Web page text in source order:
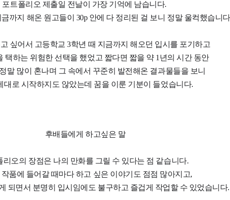
포트폴리오 제출일 전날이 가장 기억에 남습니다.
까지 해온 원고들이 30p 안에 다 정리된 걸 보니 정말 울컥했습니
싶어서 고등학교 3학년 때 지금까지 해오던 입시를 포기하고
택하는 위험한 선택을 했었고 짧다면 짧을 약 1년의 시간 동안
말 많이 혼나며 그 속에서 꾸준히 발전해온 결과물들을 보니
대로 시작하지도 않았는데 꿈을 이룬 기분이 들었습니다.
후배들에게 하고싶은 말
리오의 장점은 나의 만화를 그릴 수 있다는 점 같습니다.
품에 들어갈 때마다 하고 싶은 이야기도 점점 많아지고,
되면서 분명히 입시임에도 불구하고 즐겁게 작업할 수 있었습니다.